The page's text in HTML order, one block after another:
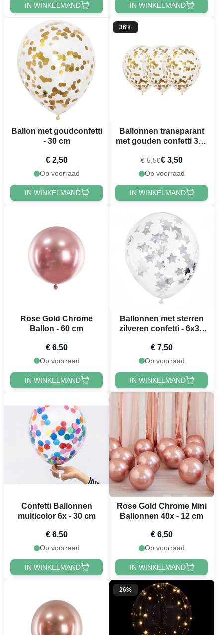
IN WINKELMAND IN WINKELMAND
Ballon met goudconfetti
- 30 cm
€ 2,50
Op voorraad
IN WINKELMAND
36%
Ballonnen transparant
met gouden confetti 3x -
€ 5,50€ 3,50
Op voorraad
IN WINKELMAND
Rose Gold Chrome
Ballon - 60 cm
€ 6,50
Op voorraad
IN WINKELMAND
Ballonnen met sterren
zilveren confetti - 6x30
€ 7,50
Op voorraad
IN WINKELMAND
Confetti Ballonnen
multicolor 6x - 30 cm
€ 6,50
Op voorraad
IN WINKELMAND
Rose Gold Chrome Mini
Ballonnen 40x - 12 cm
€ 6,50
Op voorraad
IN WINKELMAND
26%